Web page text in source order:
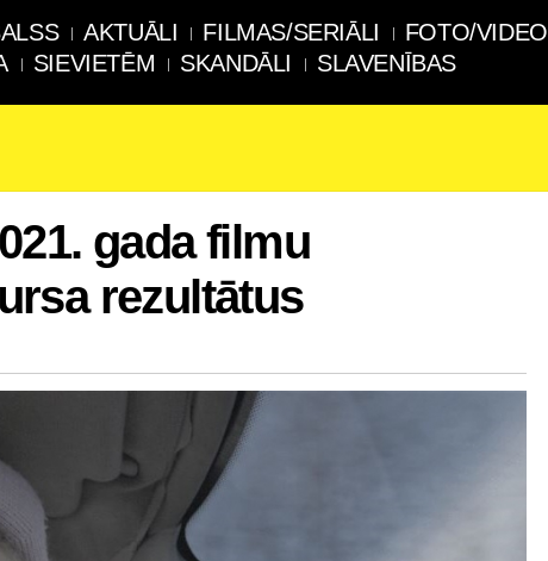
AKTUĀLI FILMAS/SERIĀLI FOTO/VIDEO
SIEVIETĒM SKANDĀLI SLAVENĪBAS
gada filmu
rezultātus